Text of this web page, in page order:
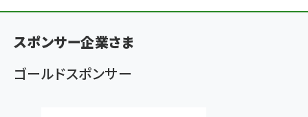
ン
く
ず
スポンサー企業さま
ゴールドスポンサー